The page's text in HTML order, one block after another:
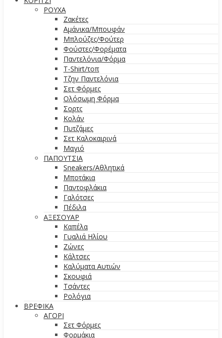
ΡΟΥΧΑ
Ζακέτες
Αμάνικα/Μπουφάν
Μπλούζες/Φούτερ
Φούστες/Φορέματα
Παντελόνια/Φόρμα
T-Shirt/τοπ
Τζην Παντελόνια
Σετ Φόρμες
Ολόσωμη Φόρμα
Σορτς
Κολάν
Πυτζάμες
Σετ Καλοκαιρινά
Μαγιό
ΠΑΠΟΥΤΣΙΑ
Sneakers/Αθλητικά
Μποτάκια
Παντοφλάκια
Γαλότσες
Πέδιλα
ΑΞΕΣΟΥΑΡ
Καπέλα
Γυαλιά Ηλίου
Ζώνες
Κάλτσες
Καλύματα Αυτιών
Σκουφιά
Τσάντες
Ρολόγια
ΒΡΕΦΙΚΑ
ΑΓΟΡΙ
Σετ Φόρμες
Φορμάκια